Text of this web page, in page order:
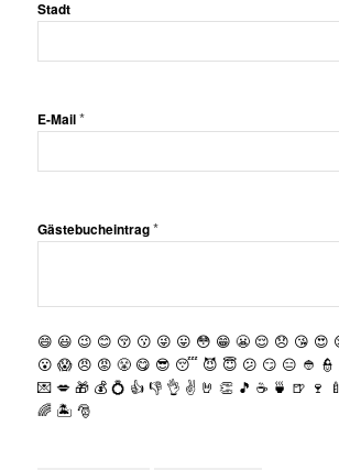
Stadt
E-Mail*
Gästebucheintrag*
😄 😃 😉 😊 😚 😗 😜 😛 😳 😁 😬 😌 😞 😘 😍
😮 😱 😠 😡 😤 😋 😎 😴 😈 😇 😕 😏 😑 👲 👮
💌 💋 🎁 💰 💍 👍 👎 👌 ✌️ 🤘 👏 🎵 ☕️ 🍵 🍺 🍷 🍼
🌈 🏝 🎅